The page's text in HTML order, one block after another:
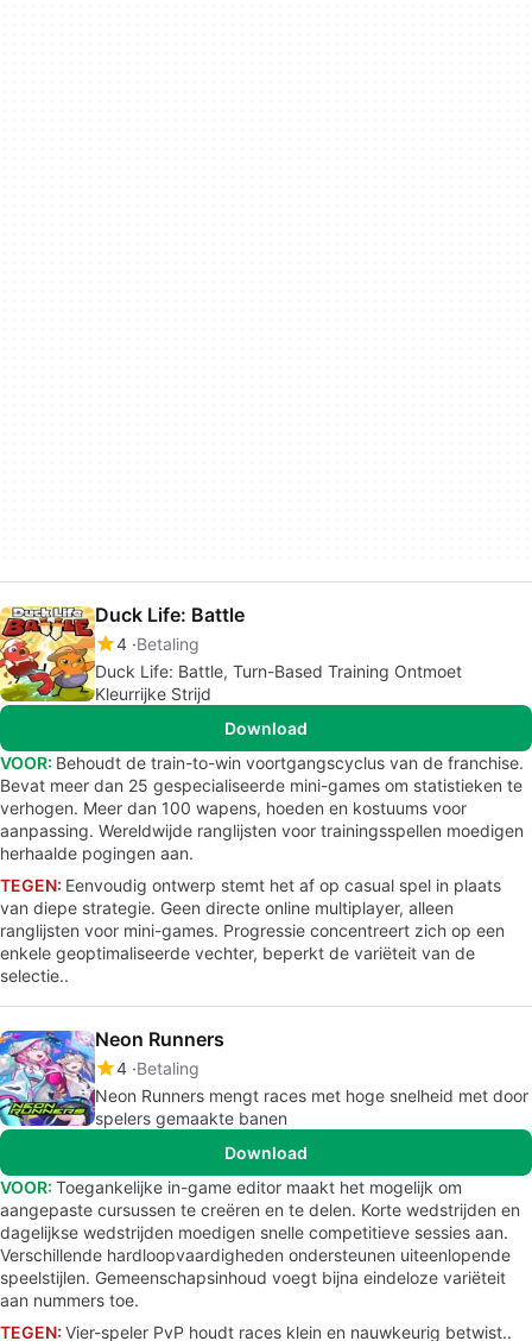
Duck Life: Battle
4 Betaling
Duck Life: Battle, Turn-Based Training Ontmoet
Kleurrijke Strijd
Download
VOOR: Behoudt de train-to-win voortgangscyclus van de franchise.
Bevat meer dan 25 gespecialiseerde mini-games om statistieken te
verhogen. Meer dan 100 wapens, hoeden en kostuums voor
aanpassing. Wereldwijde ranglijsten voor trainingsspellen moedigen
herhaalde pogingen aan.
TEGEN: Eenvoudig ontwerp stemt het af op casual spel in plaats
van diepe strategie. Geen directe online multiplayer, alleen
ranglijsten voor mini-games. Progressie concentreert zich op een
enkele geoptimaliseerde vechter, beperkt de variëteit van de
selectie..
Neon Runners
4 Betaling
Neon Runners mengt races met hoge snelheid met door
spelers gemaakte banen
Download
VOOR: Toegankelijke in-game editor maakt het mogelijk om
aangepaste cursussen te creëren en te delen. Korte wedstrijden en
dagelijkse wedstrijden moedigen snelle competitieve sessies aan.
Verschillende hardloopvaardigheden ondersteunen uiteenlopende
speelstijlen. Gemeenschapsinhoud voegt bijna eindeloze variëteit
aan nummers toe.
TEGEN: Vier-speler PvP houdt races klein en nauwkeurig betwist..